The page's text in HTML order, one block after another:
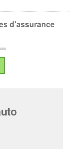
d'assurance